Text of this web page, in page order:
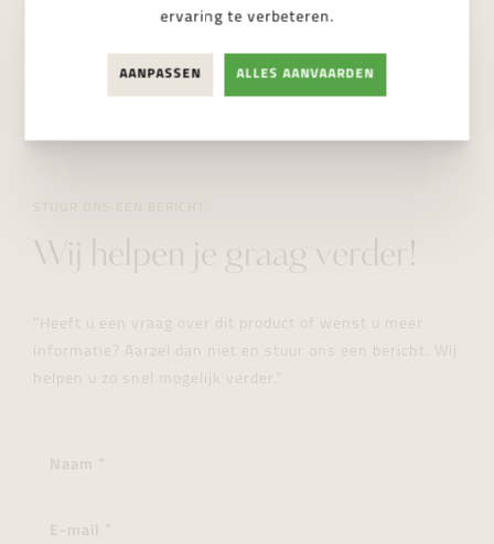
Dampoortstraat 2, 9000 Gent
NIET BESCHIKBAAR
Wij helpen je graag verder!
"Heeft u een vraag over dit product of wenst u meer
informatie? Aarzel dan niet en stuur ons een bericht. Wij
helpen u zo snel mogelijk verder."
ervaring te verbeteren.
AANPASSEN ALLES AANVAARDEN